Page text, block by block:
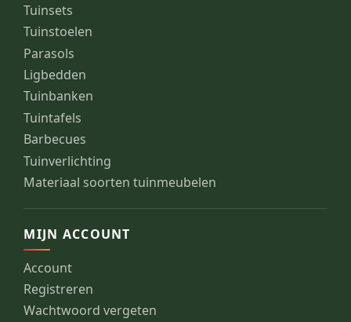
Tuinsets
Tuinstoelen
Parasols
Ligbedden
Tuinbanken
Tuintafels
Barbecues
Tuinverlichting
Materiaal soorten tuinmeubelen
MIJN ACCOUNT
Account
Registreren
Wachtwoord vergeten